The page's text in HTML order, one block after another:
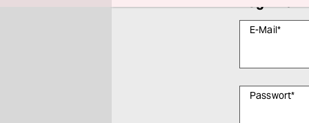
E-Mail*
Passwort*